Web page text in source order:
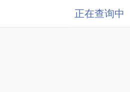
正在查询中